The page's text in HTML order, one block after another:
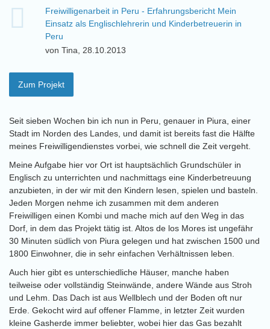
Freiwilligenarbeit in Peru - Erfahrungsbericht Mein
Einsatz als Englischlehrerin und Kinderbetreuerin in
Peru
von Tina, 28.10.2013
Zum Projekt
Seit sieben Wochen bin ich nun in Peru, genauer in Piura, einer
Stadt im Norden des Landes, und damit ist bereits fast die Hälfte
meines Freiwilligendienstes vorbei, wie schnell die Zeit vergeht.
Meine Aufgabe hier vor Ort ist hauptsächlich Grundschüler in
Englisch zu unterrichten und nachmittags eine Kinderbetreuung
anzubieten, in der wir mit den Kindern lesen, spielen und basteln.
Jeden Morgen nehme ich zusammen mit dem anderen
Freiwilligen einen Kombi und mache mich auf den Weg in das
Dorf, in dem das Projekt tätig ist. Altos de los Mores ist ungefähr
30 Minuten südlich von Piura gelegen und hat zwischen 1500 und
1800 Einwohner, die in sehr einfachen Verhältnissen leben.
Auch hier gibt es unterschiedliche Häuser, manche haben
teilweise oder vollständig Steinwände, andere Wände aus Stroh
und Lehm. Das Dach ist aus Wellblech und der Boden oft nur
Erde. Gekocht wird auf offener Flamme, in letzter Zeit wurden
kleine Gasherde immer beliebter, wobei hier das Gas bezahlt